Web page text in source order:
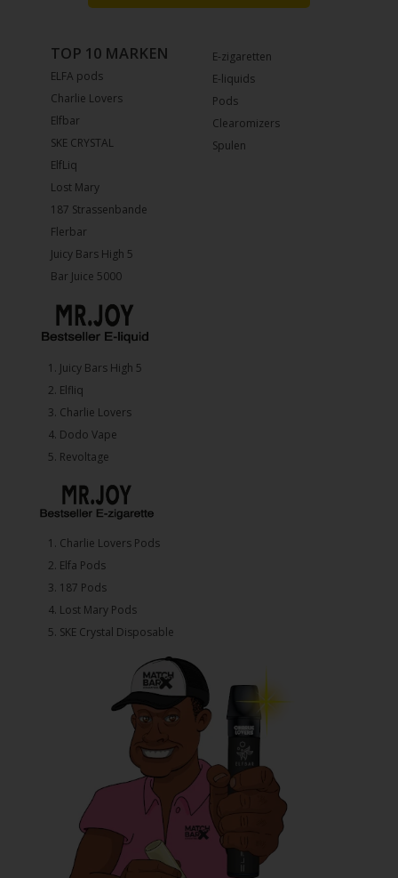
E-zigaretten
E-liquids
Pods
Clearomizers
Spulen
TOP 10 MARKEN
ELFA pods
Charlie Lovers
Elfbar
SKE CRYSTAL
ElfLiq
Lost Mary
187 Strassenbande
Flerbar
Juicy Bars High 5
Bar Juice 5000
1.⁠ ⁠Juicy Bars High 5
2.⁠ ⁠⁠Elfliq
3.⁠ ⁠⁠Charlie Lovers
4.⁠ ⁠⁠Dodo Vape
5. ⁠Revoltage
1.⁠ ⁠Charlie Lovers Pods
2.⁠ ⁠⁠Elfa Pods
3.⁠ ⁠⁠187 Pods
4.⁠ ⁠⁠Lost Mary Pods
5.⁠ ⁠⁠SKE Crystal Disposable